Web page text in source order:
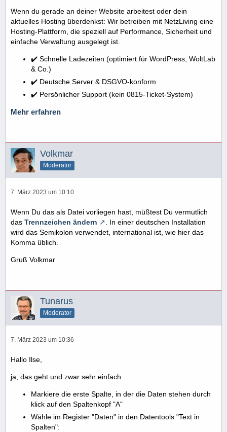
Wenn du gerade an deiner Website arbeitest oder dein
aktuelles Hosting überdenkst: Wir betreiben mit NetzLiving eine
Hosting-Plattform, die speziell auf Performance, Sicherheit und
einfache Verwaltung ausgelegt ist.
✔️ Schnelle Ladezeiten (optimiert für WordPress, WoltLab
& Co.)
✔️ Deutsche Server & DSGVO-konform
✔️ Persönlicher Support (kein 0815-Ticket-System)
Mehr erfahren
Volkmar
Moderator
7. März 2023 um 10:10
Wenn Du das als Datei vorliegen hast, müßtest Du vermutlich
das Trennzeichen ändern
. In einer deutschen Installation
wird das Semikolon verwendet, international ist, wie hier das
Komma üblich.
Gruß Volkmar
Tunarus
Moderator
7. März 2023 um 10:36
Hallo Ilse,
ja, das geht und zwar sehr einfach:
Markiere die erste Spalte, in der die Daten stehen durch
klick auf den Spaltenkopf "A"
Wähle im Register "Daten" in den Datentools "Text in
Spalten":